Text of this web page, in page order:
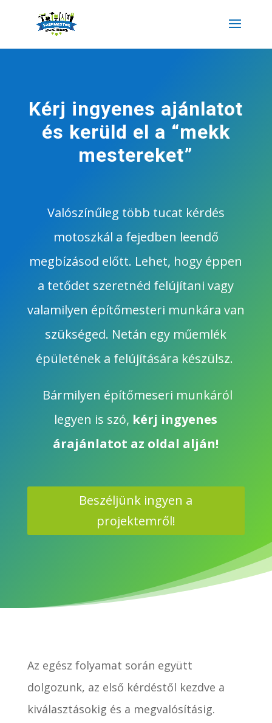
Kérj ingyenes ajánlatot
és kerüld el a “mekk
mestereket”
Valószínűleg több tucat kérdés
motoszkál a fejedben leendő
megbízásod előtt. Lehet, hogy éppen
a tetődet szeretnéd felújítani vagy
valamilyen építőmesteri munkára van
szükséged. Netán egy műemlék
épületének a felújítására készülsz.
Bármilyen építőmeseri munkáról
legyen is szó, kérj ingyenes
árajánlatot az oldal alján!
Beszéljünk ingyen a
projektemről!
Az egész folyamat során együtt
dolgozunk, az első kérdéstől kezdve a
kiválasztásokig és a megvalósításig.